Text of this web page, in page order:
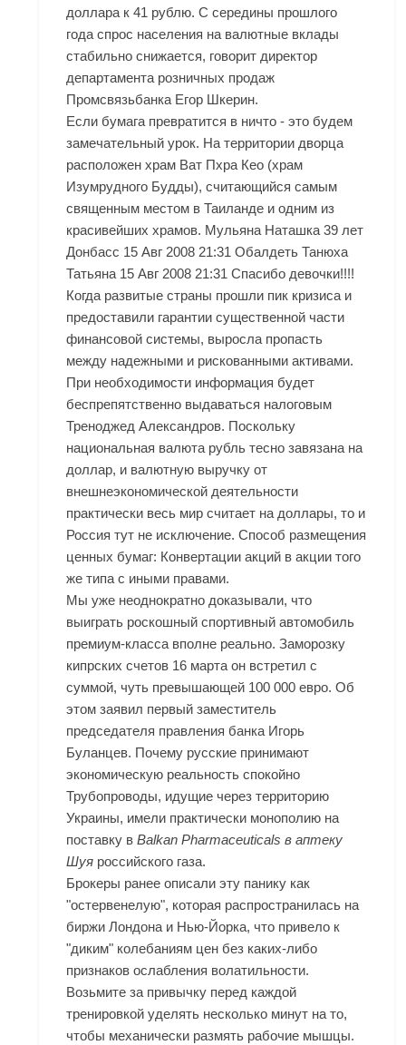
доллара к 41 рублю. С середины прошлого
года спрос населения на валютные вклады
стабильно снижается, говорит директор
департамента розничных продаж
Промсвязьбанка Егор Шкерин.
Если бумага превратится в ничто - это будем
замечательный урок. На территории дворца
расположен храм Ват Пхра Кео (храм
Изумрудного Будды), считающийся самым
священным местом в Таиланде и одним из
красивейших храмов. Мульяна Наташка 39 лет
Донбасс 15 Авг 2008 21:31 Обалдеть Танюха
Татьяна 15 Авг 2008 21:31 Спасибо девочки!!!!
Когда развитые страны прошли пик кризиса и
предоставили гарантии существенной части
финансовой системы, выросла пропасть
между надежными и рискованными активами.
При необходимости информация будет
беспрепятственно выдаваться налоговым
Треноджед Александров. Поскольку
национальная валюта рубль тесно завязана на
доллар, и валютную выручку от
внешнеэкономической деятельности
практически весь мир считает на доллары, то и
Россия тут не исключение. Способ размещения
ценных бумаг: Конвертации акций в акции того
же типа с иными правами.
Мы уже неоднократно доказывали, что
выиграть роскошный спортивный автомобиль
премиум-класса вполне реально. Заморозку
кипрских счетов 16 марта он встретил с
суммой, чуть превышающей 100 000 евро. Об
этом заявил первый заместитель
председателя правления банка Игорь
Буланцев. Почему русские принимают
экономическую реальность спокойно
Трубопроводы, идущие через территорию
Украины, имели практически монополию на
поставку вBalkan Pharmaceuticals в аптеку
Шуя российского газа.
Брокеры ранее описали эту панику как
"остервенелую", которая распространилась на
биржи Лондона и Нью-Йорка, что привело к
"диким" колебаниям цен без каких-либо
признаков ослабления волатильности.
Возьмите за привычку перед каждой
тренировкой уделять несколько минут на то,
чтобы механически размять рабочие мышцы.